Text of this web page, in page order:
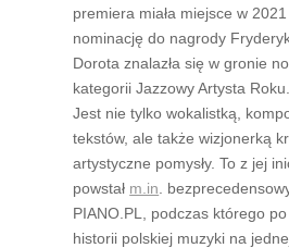
premiera miała miejsce w
nominację do nagrody
Dorota znalazła się w gronie
kategorii Jazzowy Artysta Roku.
Jest nie tylko wokalistką,
tekstów, ale także wizjonerką
artystyczne pomysły. To z jej
powstał m.in .
PIANO.PL, podczas którego
historii polskiej muzyki na